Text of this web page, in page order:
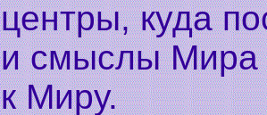
центры, куда
и смыслы Мира
к Миру.